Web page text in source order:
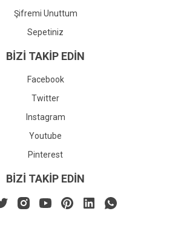
Şifremi Unuttum
Sepetiniz
BİZİ TAKİP EDİN
Facebook
Twitter
Instagram
Youtube
Pinterest
BİZİ TAKİP EDİN